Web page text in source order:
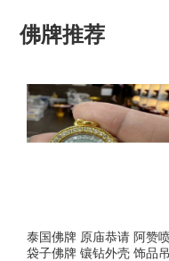
佛牌推荐
泰国佛牌 原庙恭请 阿赞
袋子佛牌 镶钻外壳 饰品